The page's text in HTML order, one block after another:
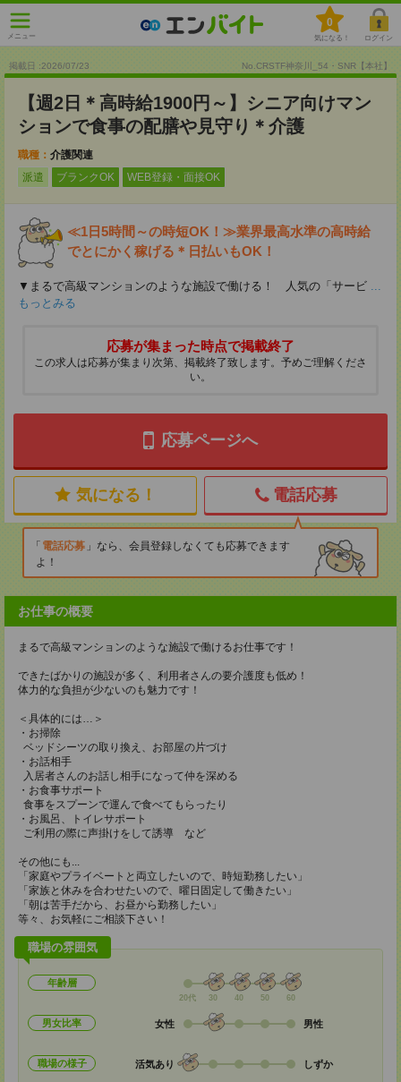
メニュー
0
気になる！ ログイン
掲載日 :2026/07/23 No.CRSTF神奈川_54・SNR【本社】
【週2日＊高時給1900円～】シニア向けマン
ションで食事の配膳や見守り＊介護
職種： 介護関連
派遣
ブランクOK WEB登録・面接OK
≪1日5時間～の時短OK！≫業界最高水準の高時給
でとにかく稼げる＊日払いもOK！
▼まるで高級マンションのような施設で働ける！ 人気の「サービ ...
もっとみる
応募が集まった時点で掲載終了
この求人は応募が集まり次第、掲載終了致します。予めご理解くださ
い。
応募ページへ
気になる！ 電話応募
電話応募
なら、会員登録しなくても応募できます
よ！
お仕事の概要
まるで高級マンションのような施設で働けるお仕事です！
できたばかりの施設が多く、利用者さんの要介護度も低め！
体力的な負担が少ないのも魅力です！
＜具体的には…＞
・お掃除
ベッドシーツの取り換え、お部屋の片づけ
・お話相手
入居者さんのお話し相手になって仲を深める
・お食事サポート
食事をスプーンで運んで食べてもらったり
・お風呂、トイレサポート
ご利用の際に声掛けをして誘導 など
その他にも...
「家庭やプライベートと両立したいので、時短勤務したい」
「家族と休みを合わせたいので、曜日固定して働きたい」
「朝は苦手だから、お昼から勤務したい」
等々、お気軽にご相談下さい！
職場の雰囲気
年齢層
20代 30 40 50 60
男女比率 女性 男性
職場の様子 活気あり しずか